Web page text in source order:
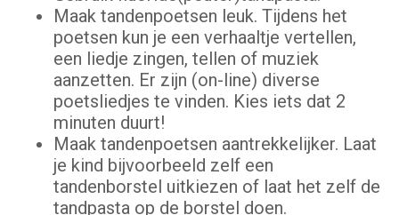
Maak tandenpoetsen leuk. Tijdens het
poetsen kun je een verhaaltje vertellen,
een liedje zingen, tellen of muziek
aanzetten. Er zijn (on-line) diverse
poetsliedjes te vinden. Kies iets dat 2
minuten duurt!
Maak tandenpoetsen aantrekkelijker. Laat
je kind bijvoorbeeld zelf een
tandenborstel uitkiezen of laat het zelf de
tandpasta op de borstel doen.